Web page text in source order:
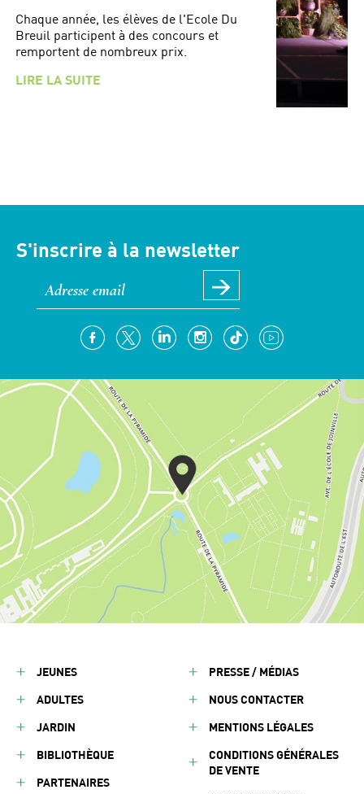
Chaque année, les élèves de l'Ecole Du
Breuil participent à des concours et
remportent de nombreux prix.
LIRE LA SUITE
S'inscrire à la newsletter
JEUNES
ADULTES
JARDIN
BIBLIOTHÈQUE
PARTENAIRES
PRESSE / MÉDIAS
NOUS CONTACTER
MENTIONS LÉGALES
CONDITIONS GÉNÉRALES
DE VENTE